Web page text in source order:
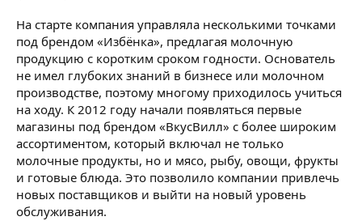
На старте компания управляла несколькими точками
под брендом «Избёнка», предлагая молочную
продукцию с коротким сроком годности. Основатель
не имел глубоких знаний в бизнесе или молочном
производстве, поэтому многому приходилось учиться
на ходу. К 2012 году начали появляться первые
магазины под брендом «ВкусВилл» с более широким
ассортиментом, который включал не только
молочные продукты, но и мясо, рыбу, овощи, фрукты
и готовые блюда. Это позволило компании привлечь
новых поставщиков и выйти на новый уровень
обслуживания.